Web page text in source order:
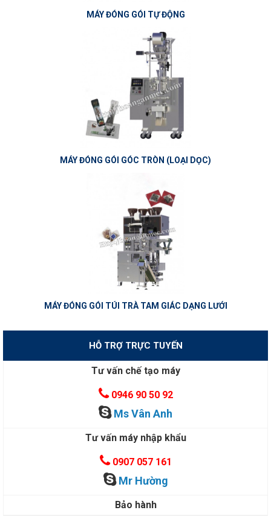
MÁY ĐÓNG GÓI TỰ ĐỘNG
MÁY ĐÓNG GÓI GÓC TRÒN (LOẠI DỌC)
MÁY ĐÓNG GÓI TÚI TRÀ TAM GIÁC DẠNG LƯỚI
HỖ TRỢ TRỰC TUYẾN
Tư vấn chế tạo máy
0946 90 50 92
Ms Vân Anh
Tư vấn máy nhập khẩu
0907 057 161
Mr Hường
Bảo hành